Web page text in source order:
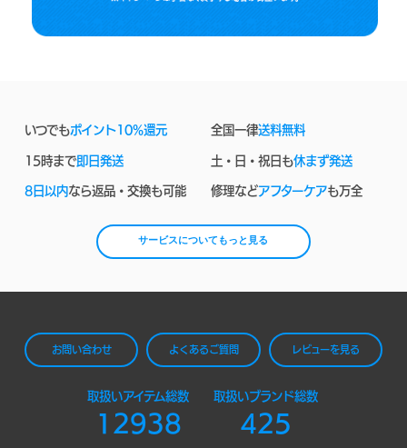
いつでもポイント10%還元 全国一律送料無料
15時まで即日発送 土・日・祝日も休まず発送
8日以内なら返品・交換も可能 修理などアフターケアも万全
サービスについてもっと見る
お問い合わせ よくあるご質問 レビューを見る
取扱いアイテム総数
12938
取扱いブランド総数
425